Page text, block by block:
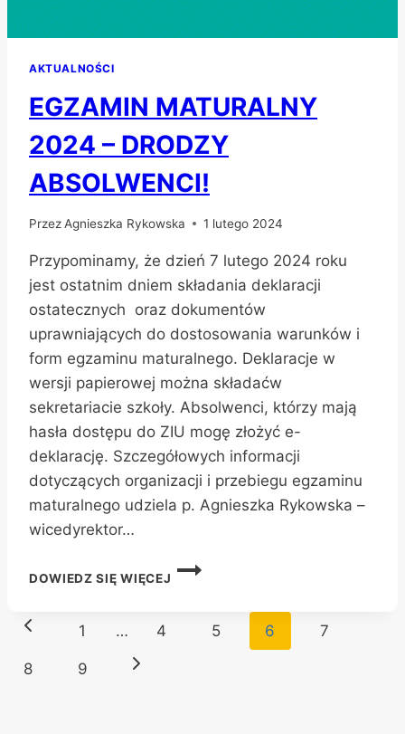
AKTUALNOŚCI
EGZAMIN MATURALNY
2024 – DRODZY
ABSOLWENCI!
Przez Agnieszka Rykowska 1 lutego 2024
Przypominamy, że dzień 7 lutego 2024 roku
jest ostatnim dniem składania deklaracji
ostatecznych oraz dokumentów
uprawniających do dostosowania warunków i
form egzaminu maturalnego. Deklaracje w
wersji papierowej można składaćw
sekretariacie szkoły. Absolwenci, którzy mają
hasła dostępu do ZIU mogę złożyć e-
deklarację. Szczegółowych informacji
dotyczących organizacji i przebiegu egzaminu
maturalnego udziela p. Agnieszka Rykowska –
wicedyrektor…
DOWIEDZ SIĘ WIĘCEJ
EGZAMIN
Nawigacja
strony
Poprzednia
strona
1 … 4 5 6 7
8 9
Następna